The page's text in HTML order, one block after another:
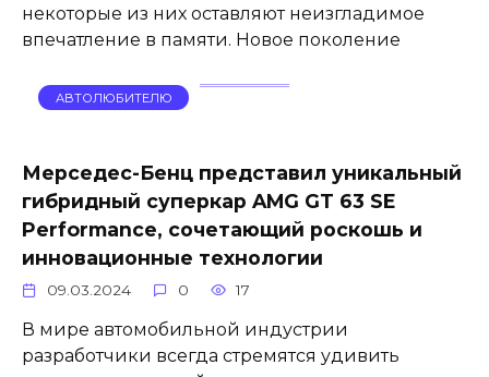
некоторые из них оставляют неизгладимое
впечатление в памяти. Новое поколение
АВТОЛЮБИТЕЛЮ
Мерседес-Бенц представил уникальный
гибридный суперкар AMG GT 63 SE
Performance, сочетающий роскошь и
инновационные технологии
09.03.2024 0 17
В мире автомобильной индустрии
разработчики всегда стремятся удивить